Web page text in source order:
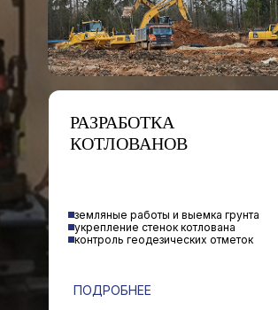
РАЗРАБОТКА
КОТЛОВАНОВ
земляные работы и выемка грунта
укрепление стенок котлована
контроль геодезических отметок
ПОДРОБНЕЕ